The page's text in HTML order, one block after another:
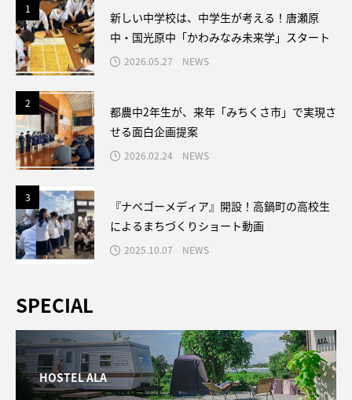
1
新しい中学校は、中学生が考える！唐瀬原
中・国光原中「かわみなみ未来学」スタート
2026.05.27 NEWS
2
都農中2年生が、来年「みちくさ市」で実現さ
せる面白企画提案
2026.02.24 NEWS
3
『ナベゴーメディア』開設！高鍋町の高校生
によるまちづくりショート動画
2025.10.07 NEWS
SPECIAL
HOSTEL ALA